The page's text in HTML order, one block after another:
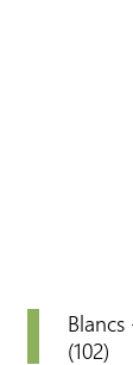
Blancs
(102)